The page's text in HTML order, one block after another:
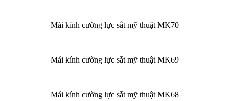
Mái kính cường lực sắt mỹ thuật MK70
Mái kính cường lực sắt mỹ thuật MK69
Mái kính cường lực sắt mỹ thuật MK68